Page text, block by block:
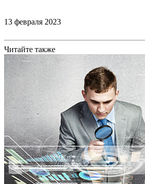
13 февраля 2023
Читайте также